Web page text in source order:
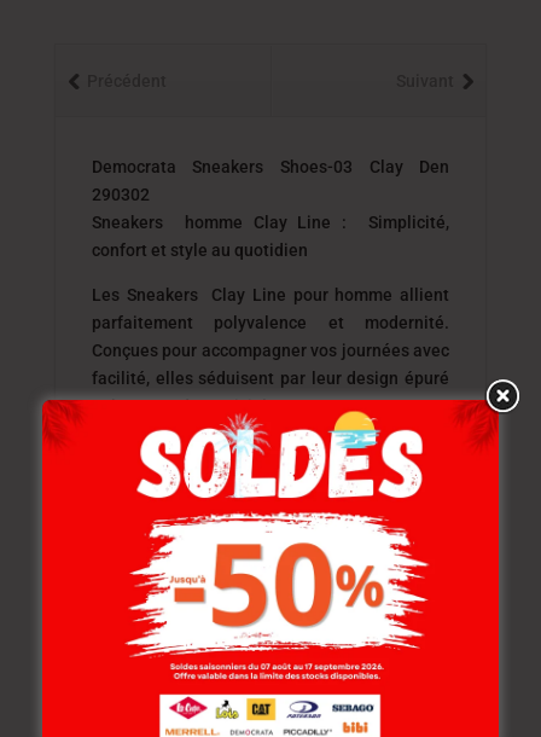
Democrata Sneakers Shoes-03 Clay Den
290302
Sneakers homme Clay Line : Simplicité,
confort et style au quotidien
Les Sneakers Clay Line pour homme allient
parfaitement polyvalence et modernité.
Conçues pour accompagner vos journées avec
facilité, elles séduisent par leur design épuré
et leur grande praticité.
Fabriquées en cuir de qualité, elles offrent à la
fois durabilité et élégance, idéales pour un
usage quotidien. Leur système de fermeture
élastique permet un enfilage rapide tout en
garantissant un maintien confortable et
sécurisé.